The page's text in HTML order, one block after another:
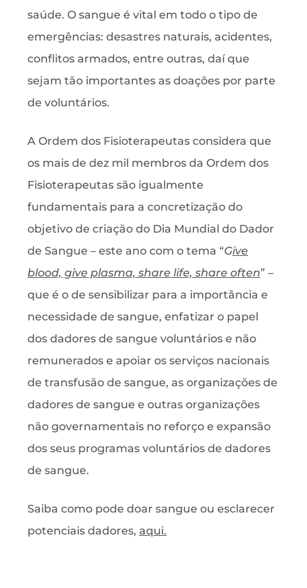
saúde. O sangue é vital em todo o tipo de
emergências: desastres naturais, acidentes,
conflitos armados, entre outras, daí que
sejam tão importantes as doações por parte
de voluntários.
A Ordem dos Fisioterapeutas considera que
os mais de dez mil membros da Ordem dos
Fisioterapeutas são igualmente
fundamentais para a concretização do
objetivo de criação do Dia Mundial do Dador
de Sangue – este ano com o tema “Give
blood, give plasma, share life, share often” –
que é o de sensibilizar para a importância e
necessidade de sangue, enfatizar o papel
dos dadores de sangue voluntários e não
remunerados e apoiar os serviços nacionais
de transfusão de sangue, as organizações de
dadores de sangue e outras organizações
não governamentais no reforço e expansão
dos seus programas voluntários de dadores
de sangue.
Saiba como pode doar sangue ou esclarecer
potenciais dadores, aqui.